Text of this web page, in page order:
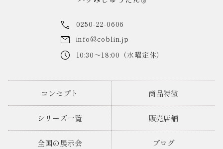
0250-22-0606
info@coblin.jp
10:30～18:00（水曜定休）
コンセプト 商品特徴
シリーズ一覧 販売店舗
全国の展示会 ブログ